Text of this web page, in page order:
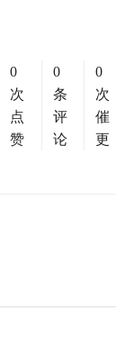
0
次
点
赞
0
条
评
论
0
次
催
更